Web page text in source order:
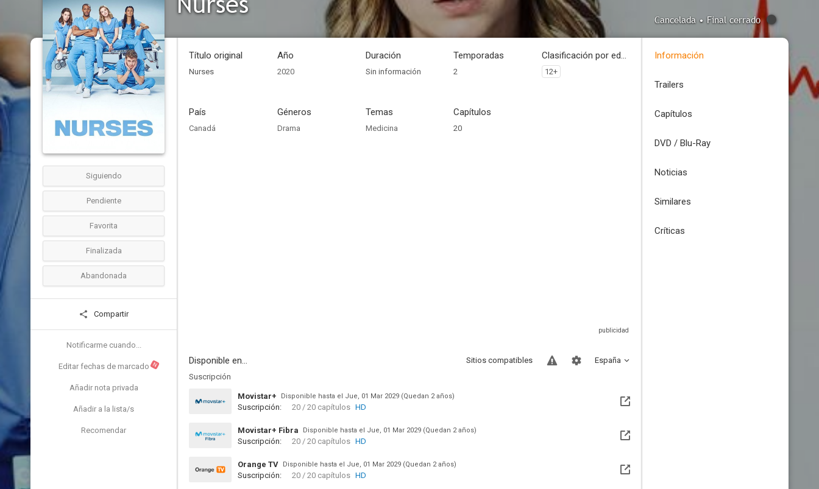
Cancelada • Final cerrado
Siguiendo
Pendiente
Favorita
Finalizada
Abandonada
Compartir
Notificarme cuando...
Editar fechas de marcado N
Añadir nota privada
Añadir a la lista/s
Recomendar
Título original
Nurses
Año
2020
Duración
Sin información
Temporadas
2
Clasificación por edades
12+
País
Canadá
Géneros
Drama
Temas
Medicina
Capítulos
20
Disponible en... España
Sitios compatibles
Suscripción
Movistar+ Disponible hasta el Jue, 01 Mar 2029 (Quedan 2 años)
Suscripción: 20 / 20 capítulos HD
Movistar+ Fibra Disponible hasta el Jue, 01 Mar 2029 (Quedan 2 años)
Suscripción: 20 / 20 capítulos HD
Orange TV Disponible hasta el Jue, 01 Mar 2029 (Quedan 2 años)
Suscripción: 20 / 20 capítulos HD
Información
Trailers
Capítulos
DVD / Blu-Ray
Noticias
Similares
Críticas